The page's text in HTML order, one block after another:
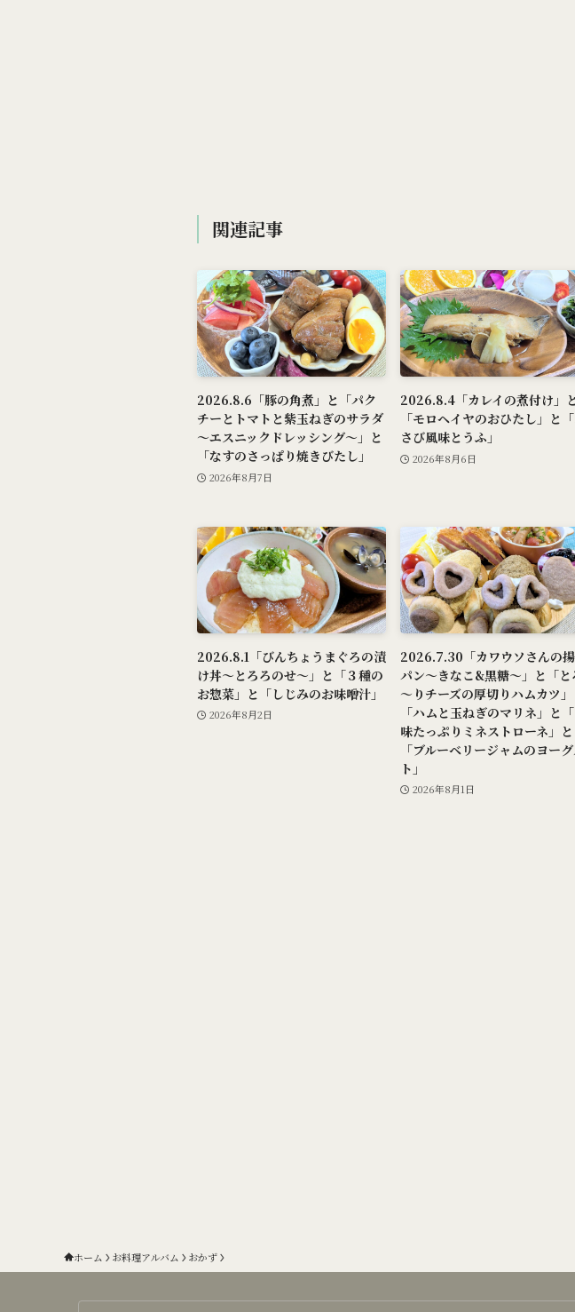
関連記事
2026.8.6「豚の角煮」と「パク
チーとトマトと紫玉ねぎのサラダ
～エスニックドレッシング～」と
「なすのさっぱり焼きびたし」
2026年8月7日
2026.8.4「カレイの煮付け」
「モロヘイヤのおひたし」と
さび風味とうふ」
2026年8月6日
2026.8.1「びんちょうまぐろの漬
け丼～とろろのせ～」と「３種の
お惣菜」と「しじみのお味噌汁」
2026年8月2日
2026.7.30「カワウソさんの
パン～きなこ&黒糖～」と「と
～りチーズの厚切りハムカツ」
「ハムと玉ねぎのマリネ」と
味たっぷりミネストローネ」と
「ブルーベリージャムのヨー
ト」
2026年8月1日
ホーム お料理アルバム おかず